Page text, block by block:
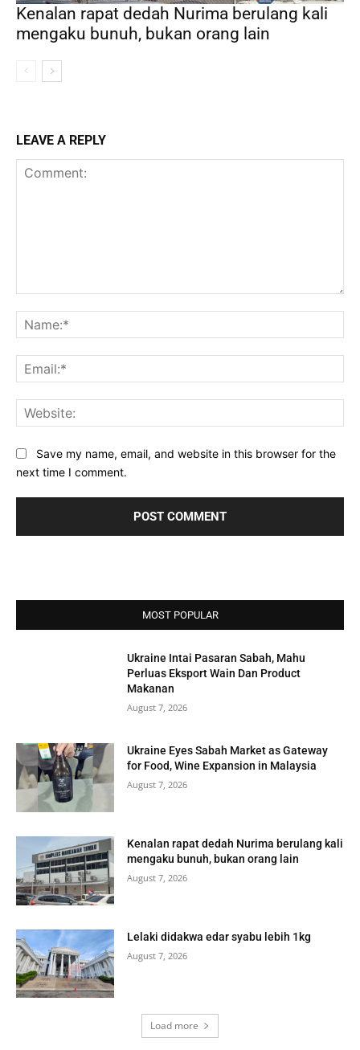
Kenalan rapat dedah Nurima berulang kali
mengaku bunuh, bukan orang lain
LEAVE A REPLY
Save my name, email, and website in this browser for the
next time I comment.
MOST POPULAR
Ukraine Intai Pasaran Sabah, Mahu
Perluas Eksport Wain Dan Product
Makanan
August 7, 2026
Ukraine Eyes Sabah Market as Gateway
for Food, Wine Expansion in Malaysia
August 7, 2026
Kenalan rapat dedah Nurima berulang kali
mengaku bunuh, bukan orang lain
August 7, 2026
Lelaki didakwa edar syabu lebih 1kg
August 7, 2026
Load more